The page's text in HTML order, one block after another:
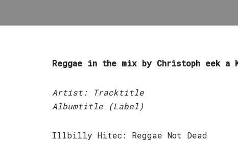
Reggae in the mix by Christoph eek a
Artist: Tracktitle
Albumtitle (Label)
Illbilly Hitec: Reggae Not Dead